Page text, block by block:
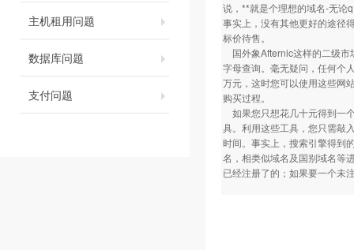
主机租用问题
数据库问题
支付问题
说，**就是个理想的域名-无论
事实上，没有其他更好的途径
标价待售。
国外象Afternic这样的二级市
字母查询。毫无疑问，任何个
万元，这时您可以使用这些网
购买过程。
如果您只想花几十元得到一
具。利用这些工具，您只需敲
时间。事实上，搜索引擎得到
名，相类似域名及国别域名等
已经注册了的；如果要一个未